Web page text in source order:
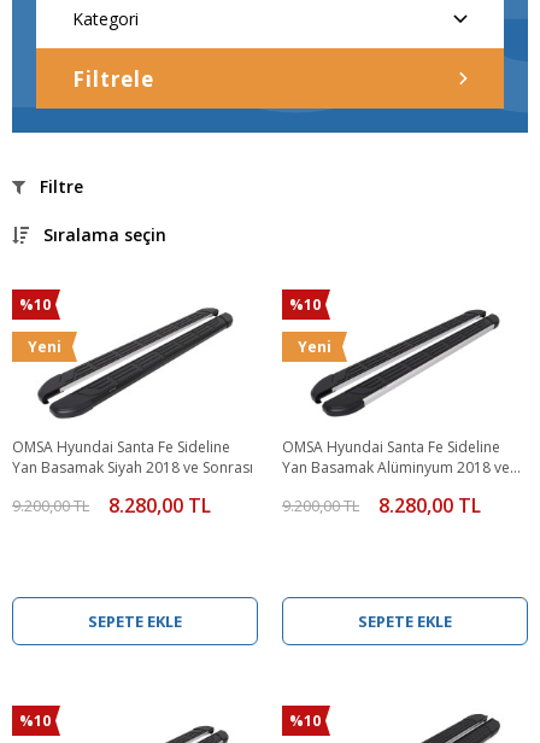
Filtrele
Filtre
Sıralama seçin
%10
Yeni
OMSA Hyundai Santa Fe Sideline
Yan Basamak Siyah 2018 ve Sonrası
9.200,00 TL 8.280,00 TL
SEPETE EKLE
%10
Yeni
OMSA Hyundai Santa Fe Sideline
Yan Basamak Alüminyum 2018 ve
9.200,00 TL 8.280,00 TL
SEPETE EKLE
%10 %10